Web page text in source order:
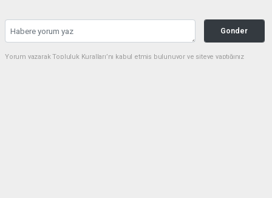
Gonder
Yorum yazarak Topluluk Kuralları’nı kabul etmiş bulunuyor ve siteye yaptığınız